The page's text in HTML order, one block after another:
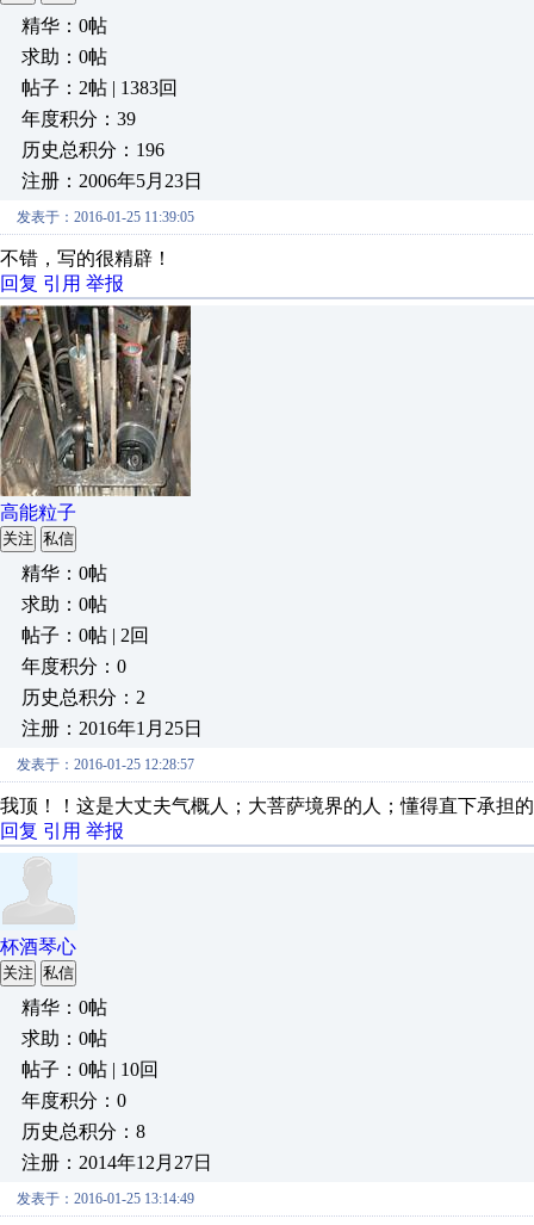
精华：0帖
求助：0帖
帖子：2帖 | 1383回
年度积分：39
历史总积分：196
注册：2006年5月23日
发表于：2016-01-25 11:39:05
不错，写的很精辟！
回复 引用 举报
高能粒子
关注 私信
精华：0帖
求助：0帖
帖子：0帖 | 2回
年度积分：0
历史总积分：2
注册：2016年1月25日
发表于：2016-01-25 12:28:57
我顶！！这是大丈夫气概人；大菩萨境界的人；懂得直下承担
回复 引用 举报
杯酒琴心
关注 私信
精华：0帖
求助：0帖
帖子：0帖 | 10回
年度积分：0
历史总积分：8
注册：2014年12月27日
发表于：2016-01-25 13:14:49